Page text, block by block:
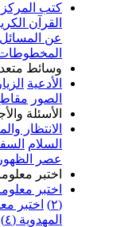
كتب أخرى
المهدي في
المسائل المهدويّة
المكتبة
متعددة
الزيارات
مقاطع مهدوية
والأجوبة المهدوية
والمنتظرون
السفراء والفقهاء
مدعو المهدوية
معلوماتك المهدوية
معلوماتك المهدوية (١)
اختبر معلوماتك
اختبر